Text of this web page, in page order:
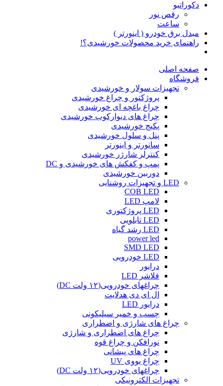
دکوراتیو
رقص نور
ساعت
مبدل برق خودرو ( اینورتر )
راهنمای خرید محصولات خورشیدی؟!
صفحه اصلی
فروشگاه
تجهیزات سولار و خورشیدی
پروژکتور و چراغ خورشیدی
چراغ باغچه ای خورشیدی
چراغ های دیوارکوب خورشیدی
پکیج خورشیدی
پنل و سلول خورشیدی
سانورتر و اینورتر
کنترلر شارژر خورشیدی
پمپ و کفکش های خورشیدی و DC
دوربین خورشیدی
LED و تجهیزات روشنایی
COB LED
لامپ LED
LED پروژکتوری
LED تابلویی
LED رشد گیاه
power led
SMD LED
LED خودرویی
درایور
فلاشر LED
چراغهای خودرویی(۱۲ ولت DC)
ال ای دی هدلایت
درایور LED
چسب و خمیر سیلیکونی
چراغ های شارژی و اضطراری
چراغ های اضطراری و شارژی
نورافکن و چراغ قوه
چراغ های پیشانی
چراغ یووی UV
چراغهای خودرویی(۱۲ ولت DC)
تجهیزات الکترونیکی